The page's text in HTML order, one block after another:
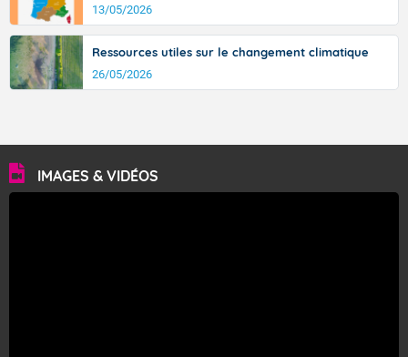
13/05/2026
Ressources utiles sur le changement climatique
26/05/2026
IMAGES & VIDÉOS